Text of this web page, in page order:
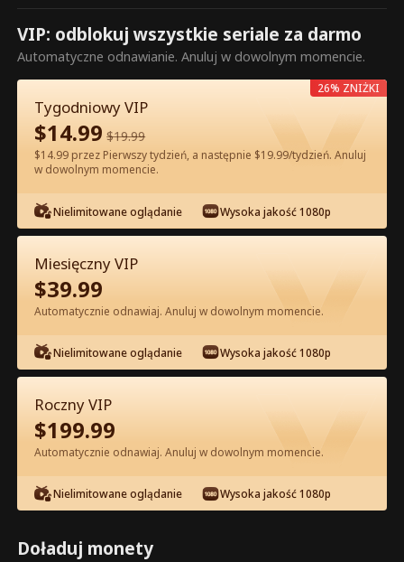
To są płatne odcinki. Odblokuj,
aby oglądać.
60Odblokuj teraz
Oglądaj za darmo w Apce
Odcinek 15 - Odrodzenie Zdradzonej
Alfa Pełna Wersja Filmu
0-49 50-74 Wszystkie Odcinki
15 16 17 18 19
VIP: odblokuj wszystkie seriale za darmo
Automatyczne odnawianie. Anuluj w dowolnym momencie.
Tygodniowy VIP
$14.99 $19.99
$14.99 przez Pierwszy tydzień, a następnie $19.99/tydzień. Anuluj
w dowolnym momencie.
Nielimitowane oglądanie Wysoka jakość 1080p
26% ZNIŻKI
Miesięczny VIP
$39.99
Automatycznie odnawiaj. Anuluj w dowolnym momencie.
Nielimitowane oglądanie Wysoka jakość 1080p
Roczny VIP
$199.99
Automatycznie odnawiaj. Anuluj w dowolnym momencie.
Nielimitowane oglądanie Wysoka jakość 1080p
Doładuj monety